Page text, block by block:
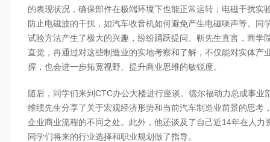
的表现状况，确保部件在极端环境下也能正常运转；电磁干扰实
防止电磁波的干扰，如汽车收音机如何避免产生电磁噪声等。同
试验方法产生了极大的兴趣，纷纷踊跃提问。靳先生直言，商学
直觉，再通过对这些制造业的实地考察和了解，不仅能对实体产
握，也会进一步拓宽视野、提升商业思维的敏锐度。
随后，同学们来到CTC办公大楼进行座谈。德尔福动力总成事业
维绩先生分享了关于宏观经济形势和当前汽车制造业前景的思考
企业商业流程的不同之处。此外，他还谈及了自己近14年在人力
同学们将来的行业选择和职业规划做了指导。